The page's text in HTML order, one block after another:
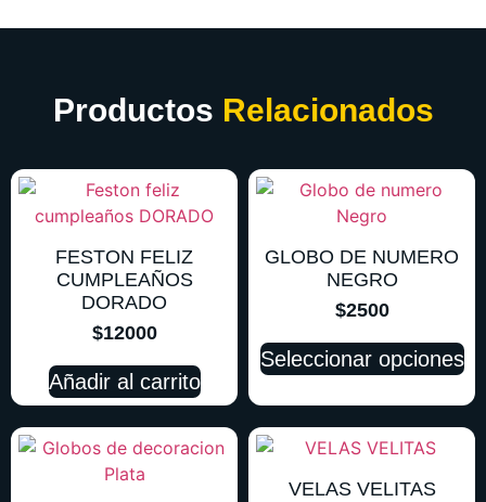
Productos Relacionados
FESTON FELIZ
CUMPLEAÑOS
DORADO
$12000
Añadir al carrito
GLOBO DE NUMERO
NEGRO
$2500
Seleccionar opciones
VELAS VELITAS